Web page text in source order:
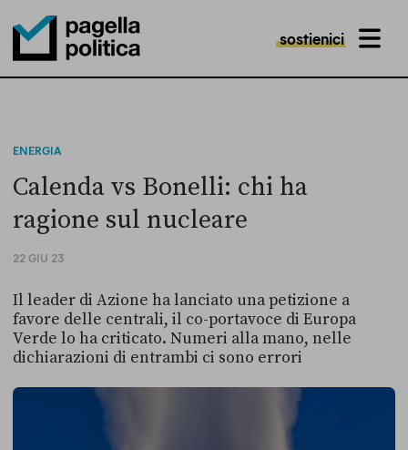
Pagella Politica Logo
sostienici MENU
ENERGIA
Calenda vs Bonelli: chi ha
ragione sul nucleare
22 GIU 23
Il leader di Azione ha lanciato una petizione a
favore delle centrali, il co-portavoce di Europa
Verde lo ha criticato. Numeri alla mano, nelle
dichiarazioni di entrambi ci sono errori